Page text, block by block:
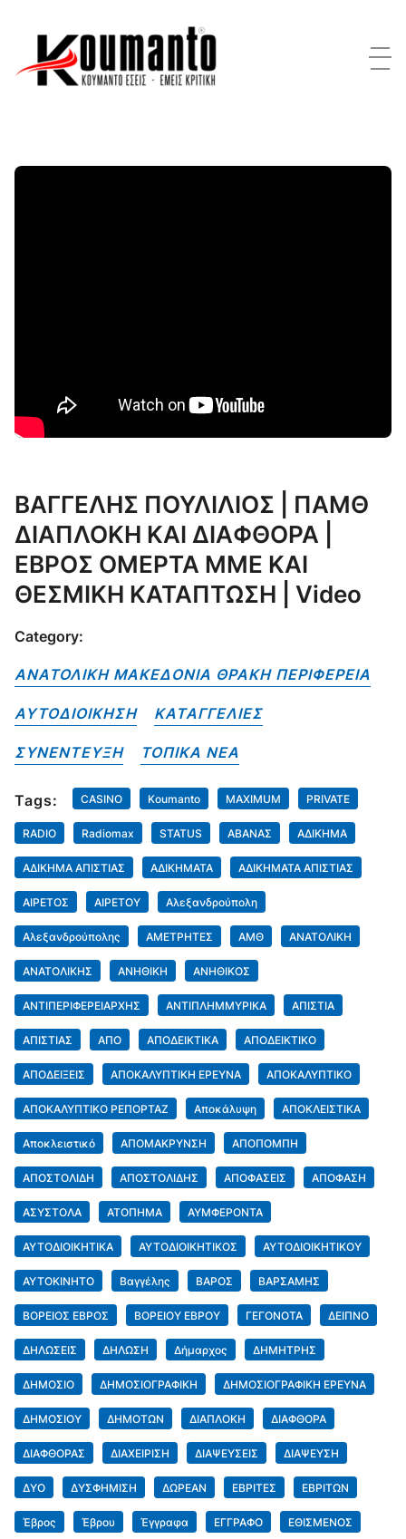
ΒΑΓΓΕΛΗΣ ΠΟΥΛΙΛΙΟΣ | ΠΑΜΘ
ΔΙΑΠΛΟΚΗ ΚΑΙ ΔΙΑΦΘΟΡΑ |
ΕΒΡΟΣ ΟΜΕΡΤΑ ΜΜΕ ΚΑΙ
ΘΕΣΜΙΚΗ ΚΑΤΑΠΤΩΣΗ | Video
Category:
ΑΝΑΤΟΛΙΚΗ ΜΑΚΕΔΟΝΙΑ ΘΡΑΚΗ ΠΕΡΙΦΕΡΕΙΑ
ΑΥΤΟΔΙΟΙΚΗΣΗ ΚΑΤΑΓΓΕΛΙΕΣ
ΣΥΝΕΝΤΕΥΞΗ ΤΟΠΙΚΑ NEA
Tags: CASINO Koumanto MAXIMUM PRIVATE
RADIO Radiomax STATUS ΑΒΑΝΑΣ ΑΔΙΚΗΜΑ
ΑΔΙΚΗΜΑ ΑΠΙΣΤΙΑΣ ΑΔΙΚΗΜΑΤΑ ΑΔΙΚΗΜΑΤΑ ΑΠΙΣΤΙΑΣ
ΑΙΡΕΤΟΣ ΑΙΡΕΤΟΥ Αλεξανδρούπολη
Αλεξανδρούπολης ΑΜΕΤΡΗΤΕΣ ΑΜΘ ΑΝΑΤΟΛΙΚΗ
ΑΝΑΤΟΛΙΚΗΣ ΑΝΗΘΙΚΗ ΑΝΗΘΙΚΟΣ
ΑΝΤΙΠΕΡΙΦΕΡΕΙΑΡΧΗΣ ΑΝΤΙΠΛΗΜΜΥΡΙΚΑ ΑΠΙΣΤΙΑ
ΑΠΙΣΤΙΑΣ ΑΠΟ ΑΠΟΔΕΙΚΤΙΚΑ ΑΠΟΔΕΙΚΤΙΚΟ
ΑΠΟΔΕΙΞΕΙΣ ΑΠΟΚΑΛΥΠΤΙΚΗ ΕΡΕΥΝΑ ΑΠΟΚΑΛΥΠΤΙΚΟ
ΑΠΟΚΑΛΥΠΤΙΚΟ ΡΕΠΟΡΤΑΖ Αποκάλυψη ΑΠΟΚΛΕΙΣΤΙΚΑ
Αποκλειστικό ΑΠΟΜΑΚΡΥΝΣΗ ΑΠΟΠΟΜΠΗ
ΑΠΟΣΤΟΛΙΔΗ ΑΠΟΣΤΟΛΙΔΗΣ ΑΠΟΦΑΣΕΙΣ ΑΠΟΦΑΣΗ
ΑΣΥΣΤΟΛΑ ΑΤΟΠΗΜΑ ΑΥΜΦΕΡΟΝΤΑ
ΑΥΤΟΔΙΟΙΚΗΤΙΚΑ ΑΥΤΟΔΙΟΙΚΗΤΙΚΟΣ ΑΥΤΟΔΙΟΙΚΗΤΙΚΟΥ
ΑΥΤΟΚΙΝΗΤΟ Βαγγέλης ΒΑΡΟΣ ΒΑΡΣΑΜΗΣ
ΒΟΡΕΙΟΣ ΕΒΡΟΣ ΒΟΡΕΙΟΥ ΕΒΡΟΥ ΓΕΓΟΝΟΤΑ ΔΕΙΠΝΟ
ΔΗΛΩΣΕΙΣ ΔΗΛΩΣΗ Δήμαρχος ΔΗΜΗΤΡΗΣ
ΔΗΜΟΣΙΟ ΔΗΜΟΣΙΟΓΡΑΦΙΚΗ ΔΗΜΟΣΙΟΓΡΑΦΙΚΗ ΕΡΕΥΝΑ
ΔΗΜΟΣΙΟΥ ΔΗΜΟΤΩΝ ΔΙΑΠΛΟΚΗ ΔΙΑΦΘΟΡΑ
ΔΙΑΦΘΟΡΑΣ ΔΙΑΧΕΙΡΙΣΗ ΔΙΑΨΕΥΣΕΙΣ ΔΙΑΨΕΥΣΗ
ΔΥΟ ΔΥΣΦΗΜΙΣΗ ΔΩΡΕΑΝ ΕΒΡΙΤΕΣ ΕΒΡΙΤΩΝ
Έβρος Έβρου Έγγραφα ΕΓΓΡΑΦΟ ΕΘΙΣΜΕΝΟΣ